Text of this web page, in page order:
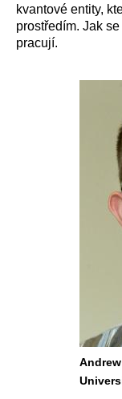
kvantové entity,
prostředím. Jak
pracují.